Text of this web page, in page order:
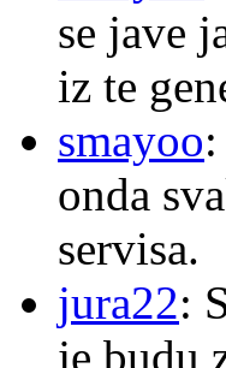
se jave
iz te
smayoo
onda
servisa.
jura22:
je budu